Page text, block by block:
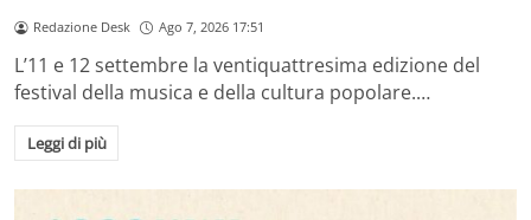
Redazione Desk Ago 7, 2026 17:51
L’11 e 12 settembre la ventiquattresima edizione del
festival della musica e della cultura popolare.…
Leggi di più